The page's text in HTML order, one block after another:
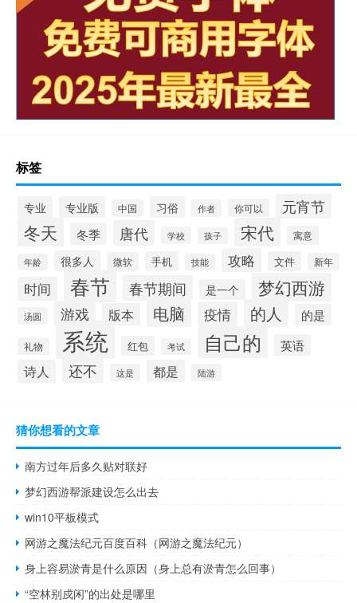
标签
专业 专业版 中国 习俗 作者 你可以 元宵节
冬天 冬季 唐代 学校 孩子 宋代 寓意
年龄 很多人 微软 手机 技能 攻略 文件 新年
时间 春节 春节期间 是一个 梦幻西游
汤圆 游戏 版本 电脑 疫情 的人 的是
礼物 系统 红包 考试 自己的 英语
诗人 还不 这是 都是 陆游
猜你想看的文章
南方过年后多久贴对联好
梦幻西游帮派建设怎么出去
win10平板模式
网游之魔法纪元百度百科（网游之魔法纪元）
身上容易淤青是什么原因（身上总有淤青怎么回事）
“空林别戍闲”的出处是哪里